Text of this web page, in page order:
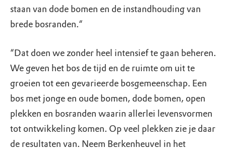
staan van dode bomen en de instandhouding van
brede bosranden.“
“Dat doen we zonder heel intensief te gaan beheren.
We geven het bos de tijd en de ruimte om uit te
groeien tot een gevarieerde bosgemeenschap. Een
bos met jonge en oude bomen, dode bomen, open
plekken en bosranden waarin allerlei levensvormen
tot ontwikkeling komen. Op veel plekken zie je daar
de resultaten van. Neem Berkenheuvel in het